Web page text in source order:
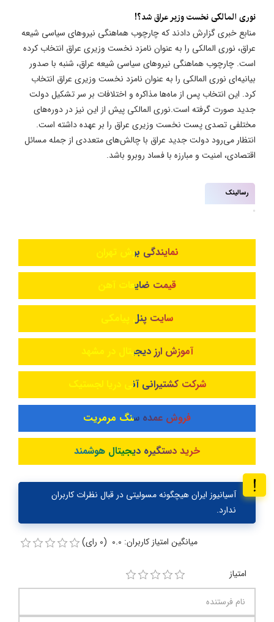
نوری المالکی نخست وزیر عراق شد؟!
منابع خبری گزارش دادند که چارچوب هماهنگی نیروهای سیاسی شیعه
عراق، نوری المالکی را به عنوان نامزد نخست وزیری عراق انتخاب کرده
است. چارچوب هماهنگی نیروهای سیاسی شیعه عراق، شنبه با صدور
بیانیه‌ای نوری المالکی را به عنوان نامزد نخست وزیری عراق انتخاب
کرد. این انتخاب پس از ماه‌ها مذاکره و اختلافات بر سر تشکیل دولت
جدید صورت گرفته است.نوری المالکی پیش از این نیز در دوره‌های
مختلفی تصدی پست نخست وزیری عراق را بر عهده داشته است.
انتظار می‌رود دولت جدید عراق با چالش‌های متعددی از جمله مسائل
اقتصادی، امنیت و مبارزه با فساد روبرو باشد.
رسالینک
نمایندگی بوش تهران
قیمت ضایعات آهن
سایت پنل پیامکی
آموزش ارز دیجیتال در مشهد
شرکت کشتیرانی آنی دریا لجستیک
فروش عمده سنگ مرمریت
خرید دستگیره دیجیتال هوشمند
آسیانیوز ایران هیچگونه مسولیتی در قبال نظرات کاربران
ندارد.
میانگین امتیاز کاربران: 0.0 (0 رای)
امتیاز